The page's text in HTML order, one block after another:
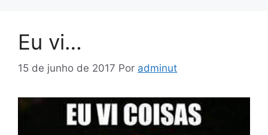
Eu vi…
15 de junho de 2017 Por adminut